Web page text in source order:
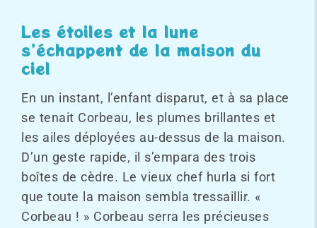
Les étoiles et la lune
s’échappent de la maison du
ciel
En un instant, l’enfant disparut, et à sa place
se tenait Corbeau, les plumes brillantes et
les ailes déployées au-dessus de la maison.
D’un geste rapide, il s’empara des trois
boîtes de cèdre. Le vieux chef hurla si fort
que toute la maison sembla tressaillir. «
Corbeau ! » Corbeau serra les précieuses